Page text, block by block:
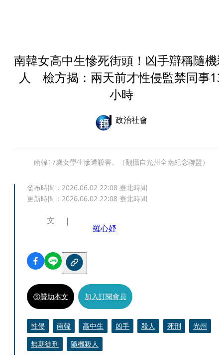
南韓女高中生慘死街頭！凶手辯稱隨機
人 檢方揭：兩天前才性侵監禁同事
小時
政治社會
南韓17歲女學生慘遭殺害。（翻攝自光州全南紀念聯盟）
發布時間： 2026.06.02 22:08 臺北時間
更新時間： 2026.06.02 22:08 臺北時間
文
羅心妤
贊助本文 加入訂閱會員
性侵 南韓 高中生 凶手 殺人 死刑
光州
無期徒刑
隨機殺人